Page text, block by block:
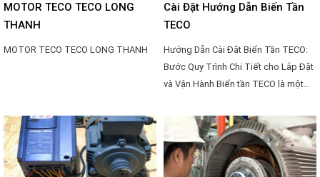
MOTOR TECO TECO LONG
THANH
MOTOR TECO TECO LONG THANH
Cài Đặt Hướng Dẫn Biến Tần
TECO
Hướng Dẫn Cài Đặt Biến Tần TECO:
Bước Quy Trình Chi Tiết cho Lắp Đặt
và Vận Hành Biến tần TECO là một
ngành công nghiệp để điều khiển
tốc độ quay của động cơ điện. Việc
cài đặt chính xác và hiệu quả của
biến tần là yếu tố then chốt đối với